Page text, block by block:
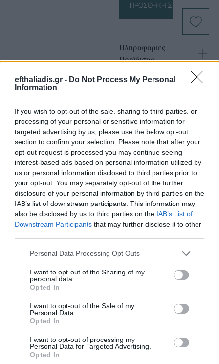
efthaliadis.gr - Do Not Process My Personal
Information
If you wish to opt-out of the sale, sharing to third parties, or
processing of your personal or sensitive information for
targeted advertising by us, please use the below opt-out
section to confirm your selection. Please note that after your
opt-out request is processed you may continue seeing
interest-based ads based on personal information utilized by
us or personal information disclosed to third parties prior to
your opt-out. You may separately opt-out of the further
disclosure of your personal information by third parties on the
IAB’s list of downstream participants. This information may
also be disclosed by us to third parties on the IAB’s List of
Downstream Participants that may further disclose it to other
Personal Data Processing Opt Outs
I want to opt-out of the Sharing of my
personal data.
Opted In
I want to opt-out of the Sale of my
Personal Data.
Opted In
I want to opt-out of processing my
Personal Data for Targeted Advertising.
Opted In
ΠΡΟΣΘΉΚΗ ΣΤΟ ΚΑΛΆΘΙ
Πληροφορίες
Προϊόντος
Επιλογές Που Ταιριάζουν
Ανακαλύψτε τα κοσμήματα που αγαπήθηκαν περισσότερο!
Εδώ θα βρείτε τις κορυφαίες επιλογές που ξεχωρίζουν για
το μοναδικό τους στυλ και την εξαιρετική τους ποιότητα.
ΧΡΥΣΌΣ 18 ΚΑΡΑΤΊΩΝ -10%